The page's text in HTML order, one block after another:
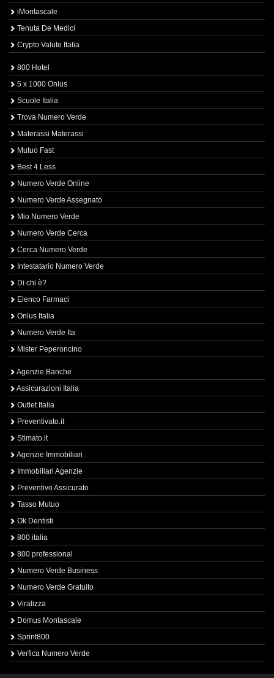
iMontascale
Tenuta De Medici
Crypto Valute Italia
800 Hotel
5 x 1000 Onlus
Scuole Italia
Trova Numero Verde
Materassi Materassi
Mutuo Fast
Best 4 Less
Numero Verde Online
Numero Verde Assegnato
Mio Numero Verde
Numero Verde Cerca
Cerca Numero Verde
Intestatario Numero Verde
Di chi è?
Elenco Farmaci
Onlus Italia
Numero Verde Ita
Mister Peperoncino
Agenzie Banche
Assicurazioni Italia
Outlet Italia
Preventivato.it
Stimato.it
Agenzie Immobiliari
Immobiliari Agenzie
Preventivo Assicurato
Tasso Mutuo
Ok Dentisti
800 italia
800 professional
Numero Verde Business
Numero Verde Gratuito
Viralizza
Domus Montascale
Sprint800
Verfica Numero Verde